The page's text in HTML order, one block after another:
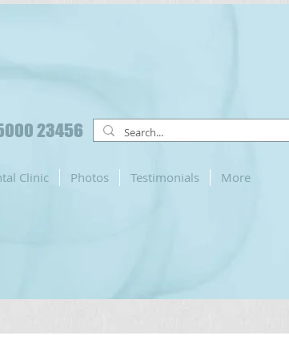
23456
Clinic Photos Testimonials More